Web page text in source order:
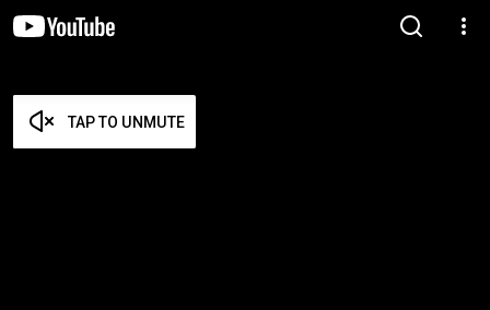
TAP TO UNMUTE